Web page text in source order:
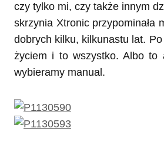
czy tylko mi, czy także innym
skrzynia Xtronic przypominała
dobrych kilku, kilkunastu lat. Po
życiem i to wszystko. Albo to
wybieramy manual.